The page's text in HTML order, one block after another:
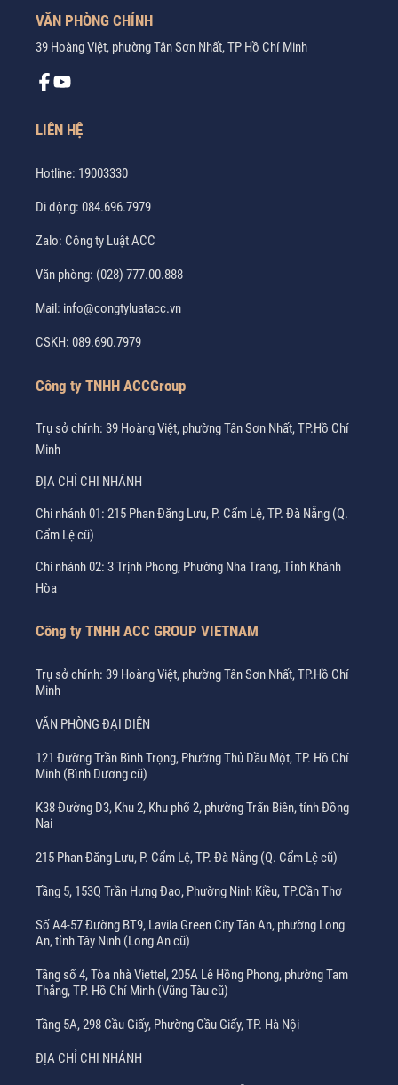
VĂN PHÒNG CHÍNH
39 Hoàng Việt, phường Tân Sơn Nhất, TP Hồ Chí Minh
LIÊN HỆ
Hotline: 19003330
Di động: 084.696.7979
Zalo: Công ty Luật ACC
Văn phòng: (028) 777.00.888
Mail: info@congtyluatacc.vn
CSKH: 089.690.7979
Công ty TNHH ACCGroup
Trụ sở chính: 39 Hoàng Việt, phường Tân Sơn Nhất, TP.Hồ Chí
Minh
ĐỊA CHỈ CHI NHÁNH
Chi nhánh 01: 215 Phan Đăng Lưu, P. Cẩm Lệ, TP. Đà Nẵng (Q.
Cẩm Lệ cũ)
Chi nhánh 02: 3 Trịnh Phong, Phường Nha Trang, Tỉnh Khánh
Hòa
Công ty TNHH ACC GROUP VIETNAM
Trụ sở chính: 39 Hoàng Việt, phường Tân Sơn Nhất, TP.Hồ Chí
Minh
VĂN PHÒNG ĐẠI DIỆN
121 Đường Trần Bình Trọng, Phường Thủ Dầu Một, TP. Hồ Chí
Minh (Bình Dương cũ)
K38 Đường D3, Khu 2, Khu phố 2, phường Trấn Biên, tỉnh Đồng
Nai
215 Phan Đăng Lưu, P. Cẩm Lệ, TP. Đà Nẵng (Q. Cẩm Lệ cũ)
Tầng 5, 153Q Trần Hưng Đạo, Phường Ninh Kiều, TP.Cần Thơ
Số A4-57 Đường BT9, Lavila Green City Tân An, phường Long
An, tỉnh Tây Ninh (Long An cũ)
Tầng số 4, Tòa nhà Viettel, 205A Lê Hồng Phong, phường Tam
Thắng, TP. Hồ Chí Minh (Vũng Tàu cũ)
Tầng 5A, 298 Cầu Giấy, Phường Cầu Giấy, TP. Hà Nội
ĐỊA CHỈ CHI NHÁNH